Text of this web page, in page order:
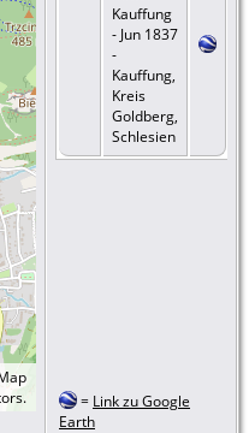
Kauffung
- Jun 1837
-
Kauffung,
Kreis
Goldberg,
Schlesien
= Link zu Google
Earth